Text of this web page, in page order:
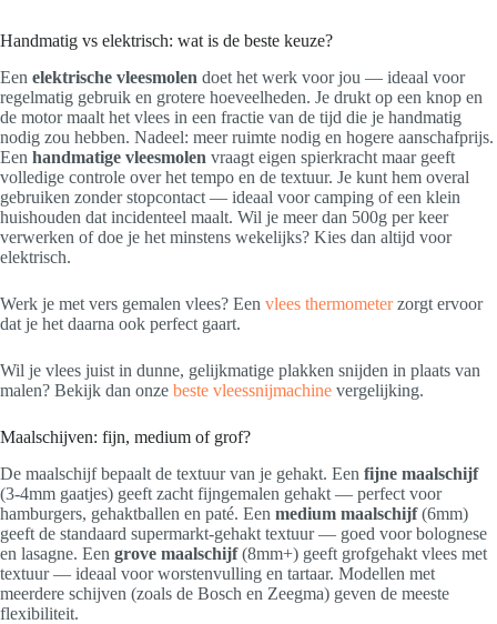
Handmatig vs elektrisch: wat is de beste keuze?
Een elektrische vleesmolen doet het werk voor jou — ideaal voor
regelmatig gebruik en grotere hoeveelheden. Je drukt op een knop en
de motor maalt het vlees in een fractie van de tijd die je handmatig
nodig zou hebben. Nadeel: meer ruimte nodig en hogere aanschafprijs.
Een handmatige vleesmolen vraagt eigen spierkracht maar geeft
volledige controle over het tempo en de textuur. Je kunt hem overal
gebruiken zonder stopcontact — ideaal voor camping of een klein
huishouden dat incidenteel maalt. Wil je meer dan 500g per keer
verwerken of doe je het minstens wekelijks? Kies dan altijd voor
elektrisch.
Werk je met vers gemalen vlees? Een vlees thermometerzorgt ervoor
dat je het daarna ook perfect gaart.
Wil je vlees juist in dunne, gelijkmatige plakken snijden in plaats van
malen? Bekijk dan onze beste vleessnijmachine vergelijking.
Maalschijven: fijn, medium of grof?
De maalschijf bepaalt de textuur van je gehakt. Een fijne maalschijf
(3-4mm gaatjes) geeft zacht fijngemalen gehakt — perfect voor
hamburgers, gehaktballen en paté. Een medium maalschijf(6mm)
geeft de standaard supermarkt-gehakt textuur — goed voor bolognese
en lasagne. Een grove maalschijf(8mm+) geeft grofgehakt vlees met
textuur — ideaal voor worstenvulling en tartaar. Modellen met
meerdere schijven (zoals de Bosch en Zeegma) geven de meeste
flexibiliteit.